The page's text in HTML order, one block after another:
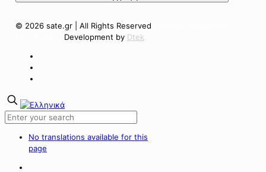
© 2026 sate.gr | All Rights Reserved
Development by Dtek
No translations available for this
page